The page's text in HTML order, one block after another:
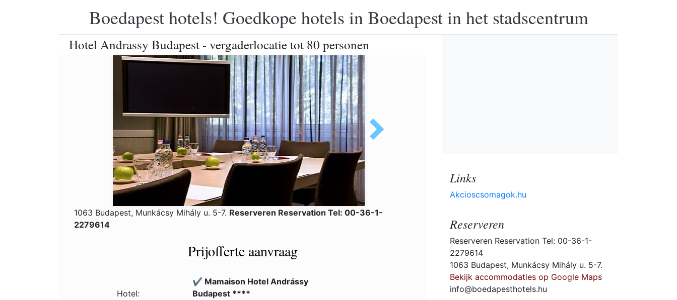
Boedapest hotels! Goedkope hotels in Boedapest in het stadscentrum
Hotel Andrassy Budapest - vergaderlocatie tot 80 personen
1063 Budapest, Munkácsy Mihály u. 5-7. Reserveren Reservation Tel: 00-36-1-
2279614
Prijofferte aanvraag
Hotel:
✔️ Mamaison Hotel Andrássy
Budapest ****
Links
Akcioscsomagok.hu
Reserveren
Reserveren Reservation Tel: 00-36-1-
2279614
1063 Budapest, Munkácsy Mihály u. 5-7.
Bekijk accommodaties op Google Maps
info@boedapesthotels.hu